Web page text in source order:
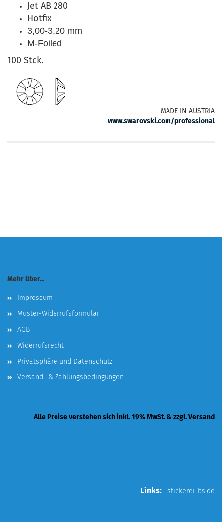
Jet AB 280
Hotfix
3,00-3,20 mm
M-Foiled
100 Stck.
MADE IN AUSTRIA
www.swarovski.com/professional
Mehr über...
Impressum
Muster-Widerrufsformular
AGB
Widerrufsrecht
Privatsphäre und Datenschutz
Versand- & Zahlungsbedingungen
Alle Preise verstehen sich inkl. 19% MwSt. & zzgl. Versand
Links: stickerei-bs.de